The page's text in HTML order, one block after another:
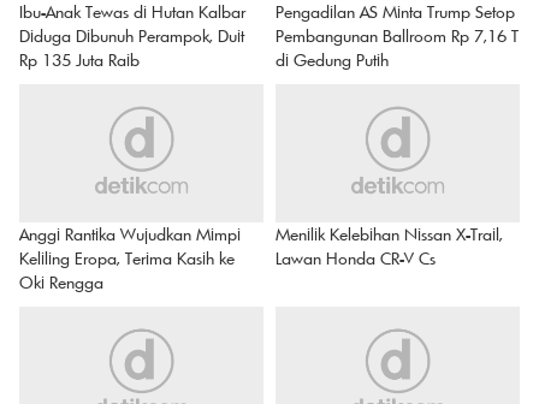
Ibu-Anak Tewas di Hutan Kalbar
Diduga Dibunuh Perampok, Duit
Rp 135 Juta Raib
Pengadilan AS Minta Trump Setop
Pembangunan Ballroom Rp 7,16 T
di Gedung Putih
Anggi Rantika Wujudkan Mimpi
Keliling Eropa, Terima Kasih ke
Oki Rengga
Menilik Kelebihan Nissan X-Trail,
Lawan Honda CR-V Cs